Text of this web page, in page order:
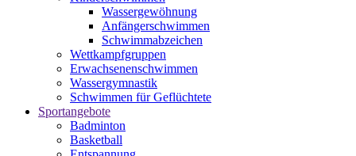
Wassergewöhnung
Anfängerschwimmen
Schwimmabzeichen
Wettkampfgruppen
Erwachsenenschwimmen
Wassergymnastik
Schwimmen für Geflüchtete
Sportangebote
Badminton
Basketball